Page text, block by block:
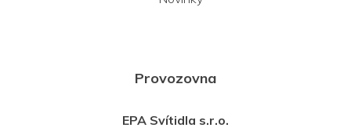
Provozovna
EPA Svítidla s.r.o.